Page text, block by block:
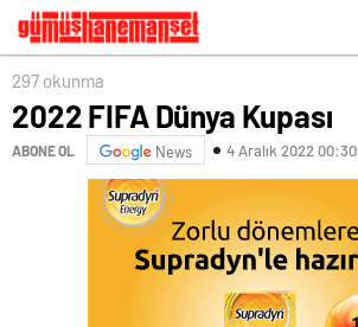
297 okunma
2022 FIFA Dünya Kupası
ABONE OL News 4 Aralık 2022 00:30